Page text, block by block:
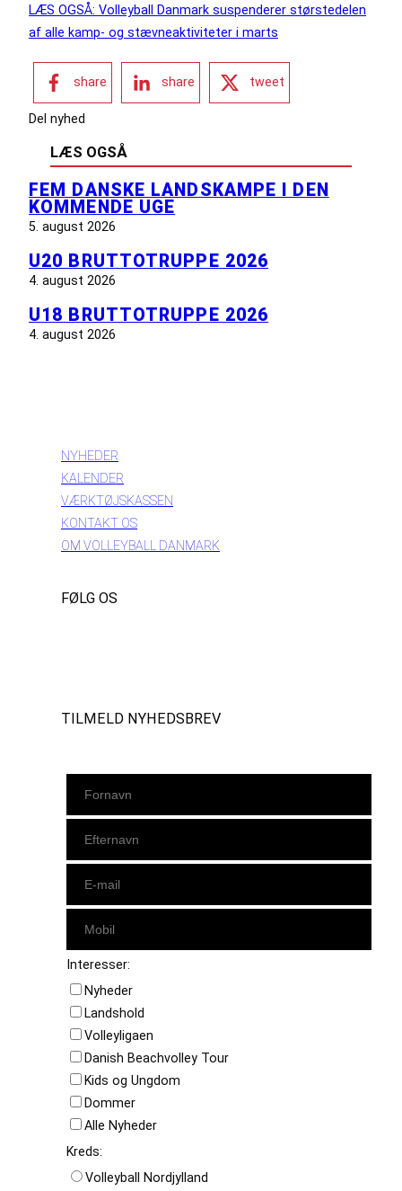
LÆS OGSÅ: Volleyball Danmark suspenderer størstedelen
af alle kamp- og stævneaktiviteter i marts
share share tweet
Del nyhed
LÆS OGSÅ
FEM DANSKE LANDSKAMPE I DEN
KOMMENDE UGE
5. august 2026
U20 BRUTTOTRUPPE 2026
4. august 2026
U18 BRUTTOTRUPPE 2026
4. august 2026
NYHEDER
KALENDER
VÆRKTØJSKASSEN
KONTAKT OS
OM VOLLEYBALL DANMARK
FØLG OS
TILMELD NYHEDSBREV
Interesser:
Nyheder
Landshold
Volleyligaen
Danish Beachvolley Tour
Kids og Ungdom
Dommer
Alle Nyheder
Kreds:
Volleyball Nordjylland